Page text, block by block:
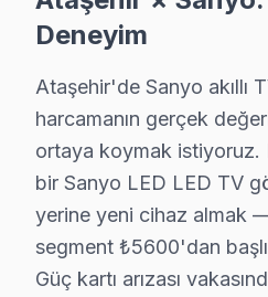
· Ataşehir Samsung
· Ataşehir LG
· Ataşehir Panasonic
· Ataşehir Toshiba
Sanyo TV Arızası:
Ataşehir'de Sanyo TV
Deneyim
Ataşehir'de Sanyo akıllı
harcamanın gerçek
ortaya koymak istiyoruz.
bir Sanyo LED LED TV
yerine yeni cihaz almak
segment ₺5600'dan
Güç kartı arızası